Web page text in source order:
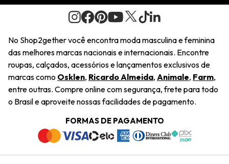
Journal
Saiu na Mídia
Sustentabilidade
Navegando
Termos e Condições
Trabalhe Conosco
Regulamento e Promoções
Pedido de Presente
Wishlist
Condições Gerais
Troca Fácil
Restituição de Pagamento
Dúvidas Frequentes
Termos e Condições
Política de Privacidade
No Shop2gether você encontra moda masculina e feminina
das melhores marcas nacionais e internacionais. Encontre
roupas, calçados, acessórios e lançamentos exclusivos de
marcas como Osklen, Ricardo Almeida, Animale, Farm,
entre outras. Compre online com segurança, frete para todo
o Brasil e aproveite nossas facilidades de pagamento.
FORMAS DE PAGAMENTO